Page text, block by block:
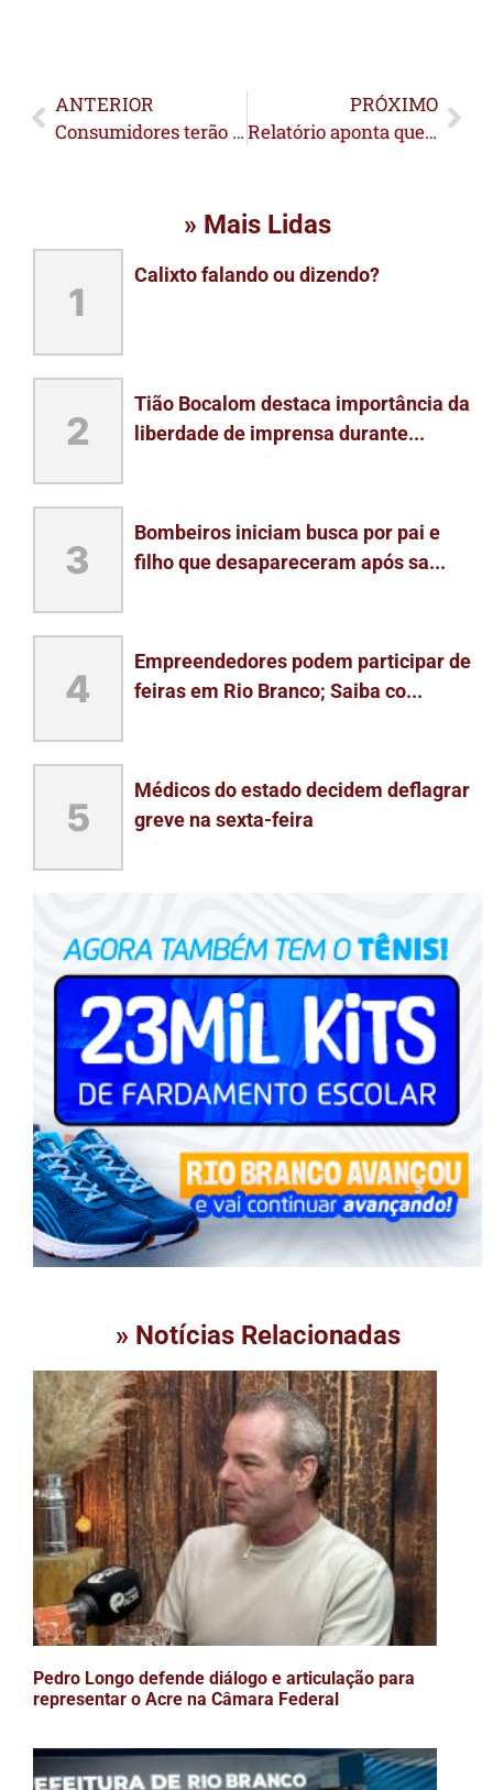
ANTERIOR
Consumidores terão até o dia 31 de Agosto para renegociar dívidas
PRÓXIMO
Relatório aponta que Acre é o estado que mais investe, proporcionalmente, em educação
» Mais Lidas
1
Calixto falando ou dizendo?
2
Tião Bocalom destaca importância da
liberdade de imprensa durante...
3
Bombeiros iniciam busca por pai e
filho que desapareceram após sa...
4
Empreendedores podem participar de
feiras em Rio Branco; Saiba co...
5
Médicos do estado decidem deflagrar
greve na sexta-feira
» Notícias Relacionadas
Pedro Longo defende diálogo e articulação para
representar o Acre na Câmara Federal